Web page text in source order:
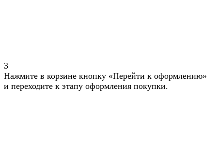
3
Нажмите в корзине кнопку «Перейти к оформлению»
и переходите к этапу оформления покупки.